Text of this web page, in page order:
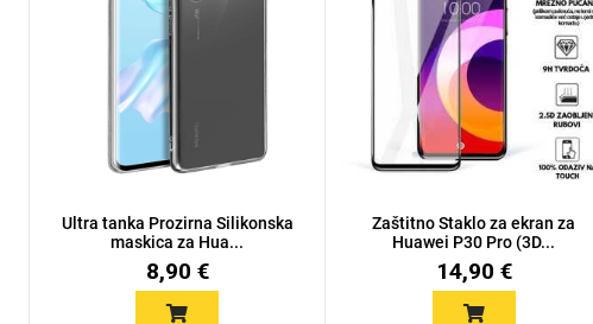
Ultra tanka Prozirna Silikonska
maskica za Hua...
8,90 €
Zaštitno Staklo za ekran za
Huawei P30 Pro (3D...
14,90 €